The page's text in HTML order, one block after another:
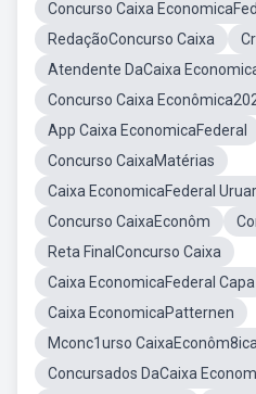
Concurso Caixa
RedaçãoConcurso Caixa
Atendente DaCaixa
Concurso Caixa
App Caixa EconomicaFederal
Concurso CaixaMatérias
Caixa EconomicaFederal
Concurso CaixaEconôm
Reta FinalConcurso Caixa
Caixa EconomicaFederal Capa
Caixa EconomicaPatternen
Mconc1urso
Concursados DaCaixa